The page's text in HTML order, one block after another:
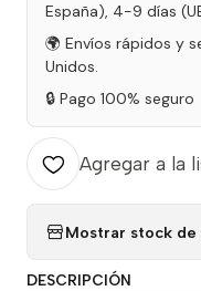
España), 4-9 días
🌍 Envíos rápidos y
Unidos.
🔒 Pago 100% seguro
Agregar a la
Mostrar stock de
DESCRIPCIÓN